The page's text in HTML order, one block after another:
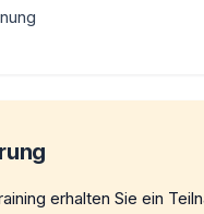
erhalten Sie ein